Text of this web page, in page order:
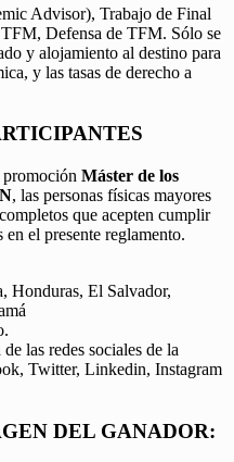
Advisor), Trabajo de Final
Defensa de TFM. Sólo se
y alojamiento al destino para
y las tasas de derecho a
Máster de los
, las personas físicas mayores
que acepten cumplir
el presente reglamento.
Honduras, El Salvador,
las redes sociales de la
Twitter, Linkedin, Instagram
DEL GANADOR: